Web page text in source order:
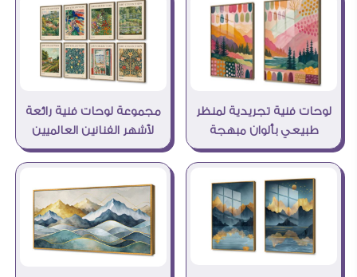
لوحات فنية تجريدية لمنظر
طبيعي بألوان مبهجة
مجموعة لوحات فنية رائعة
لأشهر الفنانين العالميين